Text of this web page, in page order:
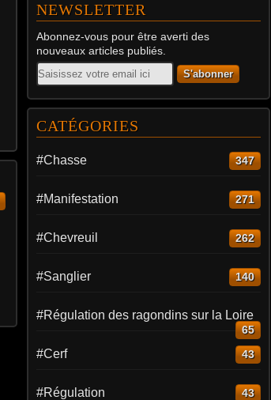
NEWSLETTER
Abonnez-vous pour être averti des
nouveaux articles publiés.
Email
CATÉGORIES
#Chasse 347
#Manifestation 271
#Chevreuil 262
#Sanglier 140
#Régulation des ragondins sur la Loire
65
#Cerf 43
#Régulation 43